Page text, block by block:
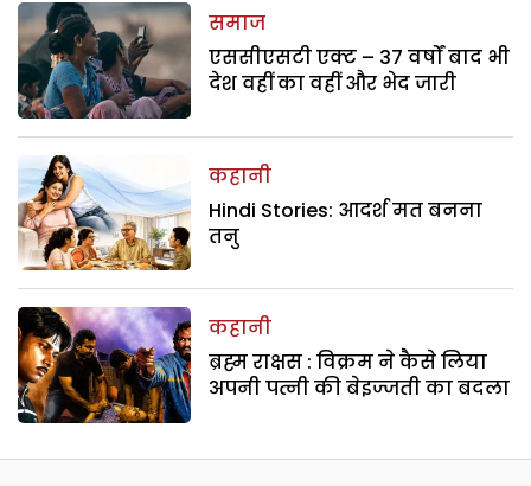
समाज
एससीएसटी एक्ट – 37 वर्षों बाद भी
देश वहीं का वहीं और भेद जारी
कहानी
Hindi Stories: आदर्श मत बनना
तनु
कहानी
ब्रह्म राक्षस : विक्रम ने कैसे लिया
अपनी पत्नी की बेइज्जती का बदला